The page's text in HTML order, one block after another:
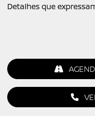
Detalhes que